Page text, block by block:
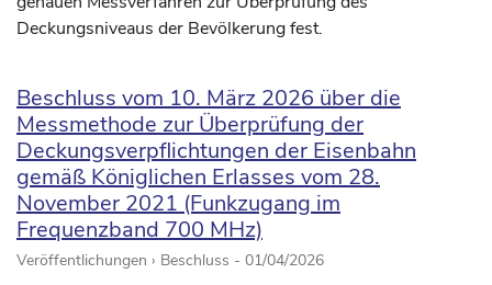
Deckungsniveaus der Bevölkerung fest.
Beschluss vom 10. März 2026 über die
Messmethode zur Überprüfung der
Deckungsverpflichtungen der Eisenbahn
gemäß Königlichen Erlasses vom 28.
November 2021 (Funkzugang im
Frequenzband 700 MHz)
Veröffentlichungen › Beschluss - 01/04/2026